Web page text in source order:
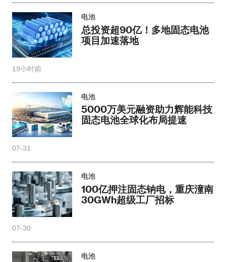
电池
总投资超90亿！多地固态电池
项目加速落地
19小时前
电池
5000万美元融资助力辉能科技
固态电池全球化布局提速
07-31
电池
100亿押注固态钠电，重庆潼南
30GWh超级工厂招标
07-30
电池